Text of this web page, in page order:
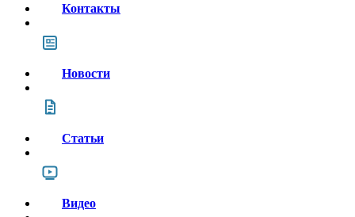
Контакты
Новости
Статьи
Видео